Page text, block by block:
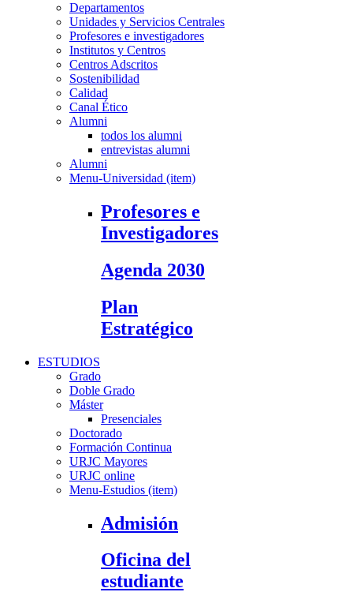
Departamentos
Unidades y Servicios Centrales
Profesores e investigadores
Institutos y Centros
Centros Adscritos
Sostenibilidad
Calidad
Canal Ético
Alumni
todos los alumni
entrevistas alumni
Alumni
Menu-Universidad (item)
Profesores e
Investigadores
Agenda 2030
Plan
Estratégico
ESTUDIOS
Grado
Doble Grado
Máster
Presenciales
Doctorado
Formación Continua
URJC Mayores
URJC online
Menu-Estudios (item)
Admisión
Oficina del
estudiante